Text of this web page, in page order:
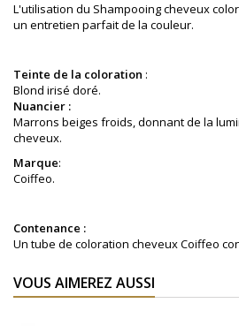
L'utilisation du Shampooing cheveux
un entretien parfait de la couleur.
Teinte de la coloration :
Blond irisé doré.
Nuancier :
Marrons beiges froids, donnant de la
cheveux.
Marque:
Coiffeo.
Contenance :
Un tube de coloration cheveux Coiffeo
VOUS AIMEREZ AUSSI